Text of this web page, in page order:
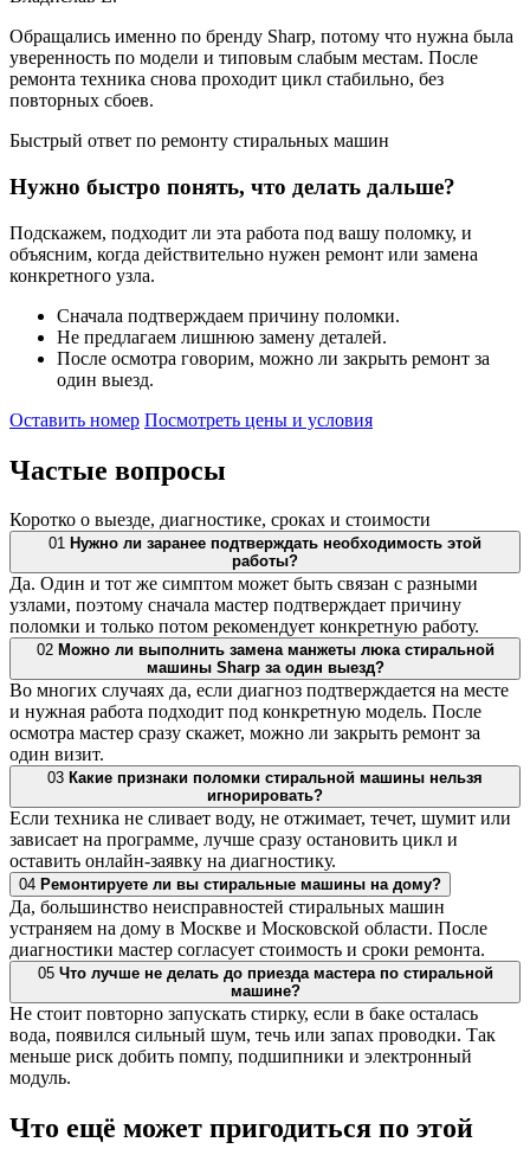
Обращались именно по бренду Sharp, потому что нужна была
уверенность по модели и типовым слабым местам. После
ремонта техника снова проходит цикл стабильно, без
повторных сбоев.
Быстрый ответ по ремонту стиральных машин
Нужно быстро понять, что делать дальше?
Подскажем, подходит ли эта работа под вашу поломку, и
объясним, когда действительно нужен ремонт или замена
конкретного узла.
Сначала подтверждаем причину поломки.
Не предлагаем лишнюю замену деталей.
После осмотра говорим, можно ли закрыть ремонт за
один выезд.
Оставить номер Посмотреть цены и условия
Частые вопросы
Коротко о выезде, диагностике, сроках и стоимости
01 Нужно ли заранее подтверждать необходимость этой
работы?
Да. Один и тот же симптом может быть связан с разными
узлами, поэтому сначала мастер подтверждает причину
поломки и только потом рекомендует конкретную работу.
02 Можно ли выполнить замена манжеты люка стиральной
машины Sharp за один выезд?
Во многих случаях да, если диагноз подтверждается на месте
и нужная работа подходит под конкретную модель. После
осмотра мастер сразу скажет, можно ли закрыть ремонт за
один визит.
03 Какие признаки поломки стиральной машины нельзя
игнорировать?
Если техника не сливает воду, не отжимает, течет, шумит или
зависает на программе, лучше сразу остановить цикл и
оставить онлайн-заявку на диагностику.
04 Ремонтируете ли вы стиральные машины на дому?
Да, большинство неисправностей стиральных машин
устраняем на дому в Москве и Московской области. После
диагностики мастер согласует стоимость и сроки ремонта.
05 Что лучше не делать до приезда мастера по стиральной
машине?
Не стоит повторно запускать стирку, если в баке осталась
вода, появился сильный шум, течь или запах проводки. Так
меньше риск добить помпу, подшипники и электронный
модуль.
Что ещё может пригодиться по этой